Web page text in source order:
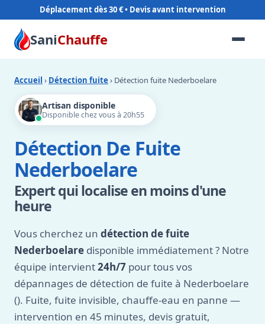
Déplacement dès 30 €
SaniChauffe
Accueil › Détection fuite › Détection fuite Nederboelare
Artisan disponible
Disponible chez vous à 20h55
Détection De Fuite
Nederboelare
Expert qui localise en moins d'une
heure
Vous cherchez un détection de fuite
Nederboelare disponible immédiatement ? Notre
équipe intervient24h/7 pour tous vos
dépannages de détection de fuite à Nederboelare
(). Fuite, fuite invisible, chauffe-eau en panne —
intervention en 45 minutes, devis gratuit,